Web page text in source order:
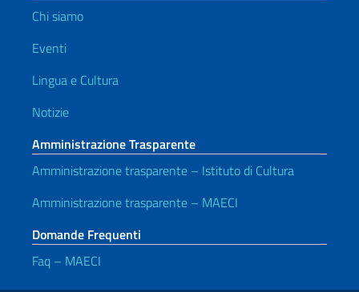
Chi siamo
Eventi
Lingua e Cultura
Notizie
Amministrazione Trasparente
Amministrazione trasparente – Istituto di Cultura
Amministrazione trasparente – MAECI
Domande Frequenti
Faq – MAECI